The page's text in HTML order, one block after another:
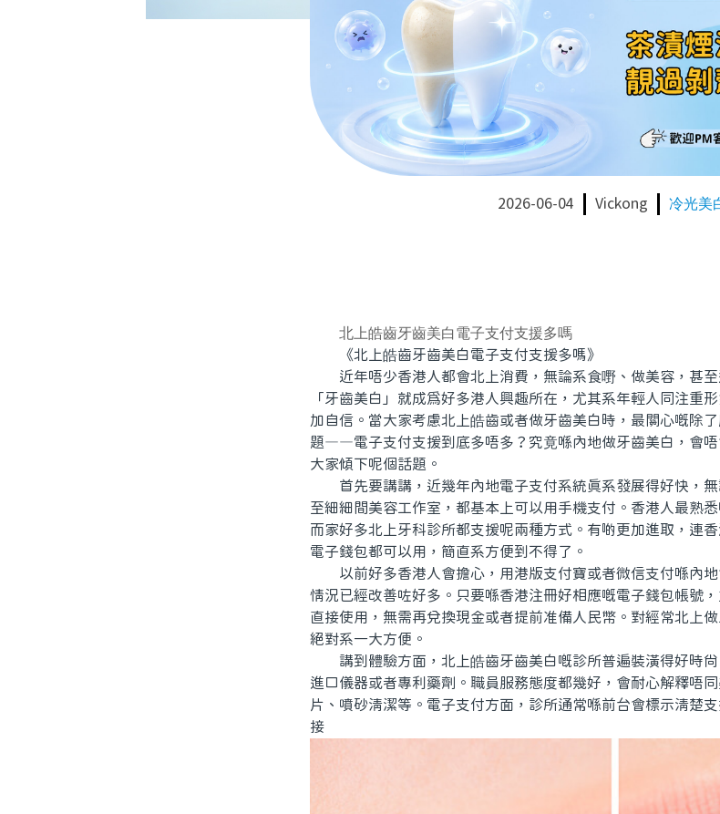
2026-06-04 Vickong 冷光美
北上皓齒牙齒美白電子支付支援多嗎
《北上皓齒牙齒美白電子支付支援多嗎》
近年唔少香港人都會北上消費，無論系食嘢、做美容，甚至
「牙齒美白」就成爲好多港人興趣所在，尤其系年輕人同注重
加自信。當大家考慮北上皓齒或者做牙齒美白時，最關心嘅除
題——電子支付支援到底多唔多？究竟喺內地做牙齒美白，會
大家傾下呢個話題。
首先要講講，近幾年內地電子支付系統真系發展得好快，無
至細細間美容工作室，都基本上可以用手機支付。香港人最熟
而家好多北上牙科診所都支援呢兩種方式。有啲更加進取，連
電子錢包都可以用，簡直系方便到不得了。
以前好多香港人會擔心，用港版支付寶或者微信支付喺內地
情況已經改善咗好多。只要喺香港注冊好相應嘅電子錢包帳號
直接使用，無需再兌換現金或者提前准備人民幣。對經常北上
絕對系一大方便。
講到體驗方面，北上皓齒牙齒美白嘅診所普遍裝潢得好時尚
進口儀器或者專利藥劑。職員服務態度都幾好，會耐心解釋唔
片、噴砂清潔等。電子支付方面，診所通常喺前台會標示清楚
接